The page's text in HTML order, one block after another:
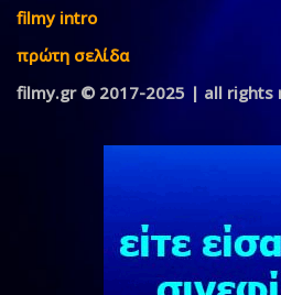
filmy intro
πρώτη σελίδα
filmy.gr © 2017-2025 | all rights